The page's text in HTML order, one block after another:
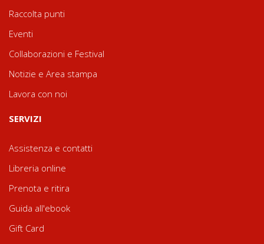
Raccolta punti
Eventi
Collaborazioni e Festival
Notizie e Area stampa
Lavora con noi
SERVIZI
Assistenza e contatti
Libreria online
Prenota e ritira
Guida all'ebook
Gift Card